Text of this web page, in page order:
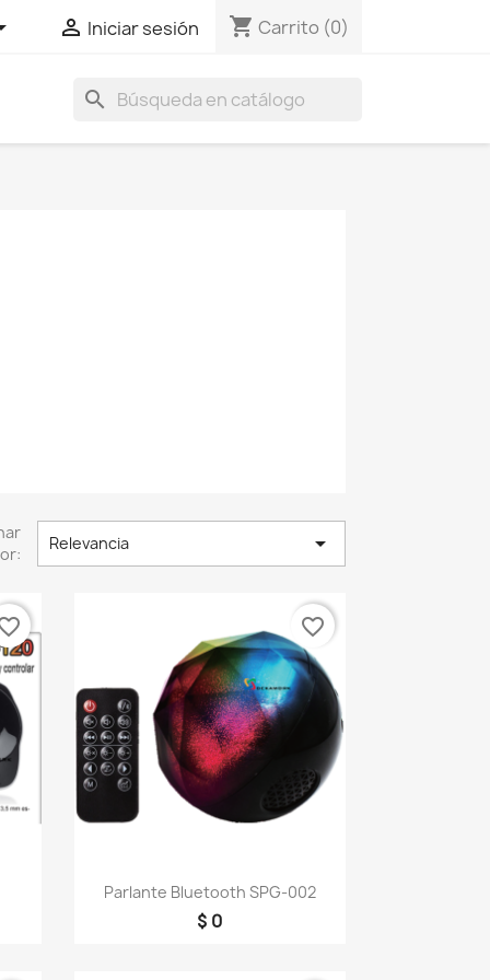
 Iniciar sesión shopping_cart Carrito (0)
search
Relevancia 
Vista rápida
Parlante Bluetooth SPG-002
$ 0
favorite_border